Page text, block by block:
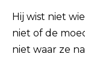
Hij wist niet
niet of de
niet waar ze